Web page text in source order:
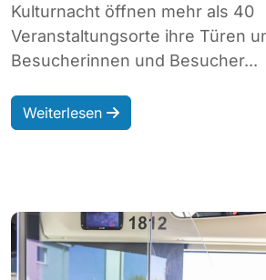
Kulturnacht öffnen mehr als 40
Veranstaltungsorte ihre Türen
Besucherinnen und Besucher...
Weiterlesen